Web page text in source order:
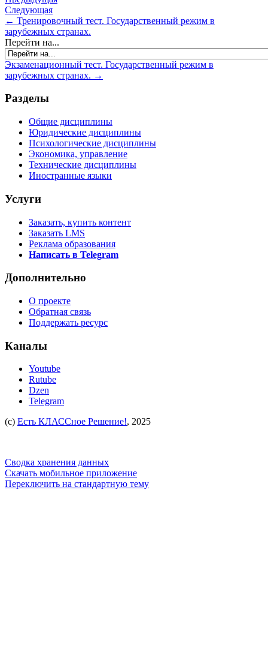
Следующая
← Тренировочный тест. Государственный режим в
зарубежных странах.
Перейти на...
Экзаменационный тест. Государственный режим в
зарубежных странах. →
Разделы
Общие дисциплины
Юридические дисциплины
Психологические дисциплины
Экономика, управление
Технические дисциплины
Иностранные языки
Услуги
Заказать, купить контент
Заказать LMS
Реклама образования
Написать в Telegram
Дополнительно
О проекте
Обратная связь
Поддержать ресурс
Каналы
Youtube
Rutube
Dzen
Telegram
(c) Есть КЛАССное Решение!, 2025
Сводка хранения данных
Скачать мобильное приложение
Переключить на стандартную тему